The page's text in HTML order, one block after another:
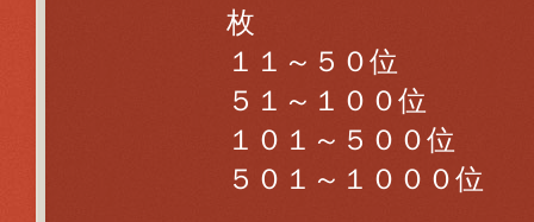
枚
１１～５０位
５１～１００位
１０１～５００位
５０１～１０００位